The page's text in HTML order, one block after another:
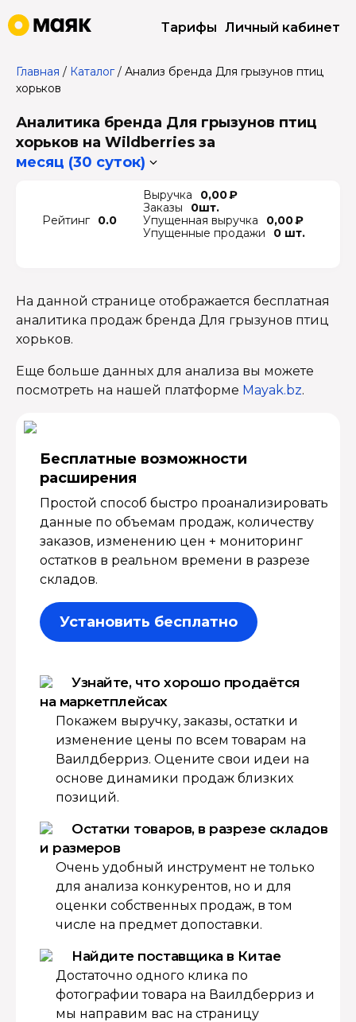
Тарифы Личный кабинет
Главная / Каталог/ Анализ бренда Для грызунов птиц
хорьков
Аналитика бренда Для грызунов птиц
хорьков на Wildberries за
месяц (30 суток)
Рейтинг 0.0
Выручка
0,00 ₽
Заказы
0шт.
Упущенная выручка
0,00 ₽
Упущенные продажи
0 шт.
На данной странице отображается бесплатная
аналитика продаж бренда Для грызунов птиц
хорьков.
Еще больше данных для анализа вы можете
посмотреть на нашей платформе Mayak.bz.
Бесплатные возмож­ности
расширения
Простой способ быстро проанализировать
данные по объемам продаж, количеству
заказов, изменению цен + мониторинг
остатков в реальном времени в разрезе
складов.
Установить бесплатно
Узнайте, что хорошо продаётся
на маркетплейсах
Покажем выручку, заказы, остатки и
изменение цены по всем товарам на
Ваилдберриз. Оцените свои идеи на
основе динамики продаж близких
позиций.
Остатки товаров, в разрезе складов
и размеров
Очень удобный инструмент не только
для анализа конкурентов, но и для
оценки собственных продаж, в том
числе на предмет допоставки.
Найдите поставщика в Китае
Достаточно одного клика по
фотографии товара на Ваилдберриз и
мы направим вас на страницу